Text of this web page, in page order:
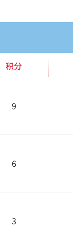
积分
9
6
3